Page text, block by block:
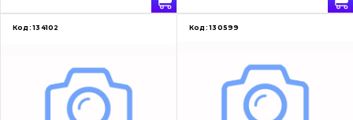
Код: 134102 Код: 130599